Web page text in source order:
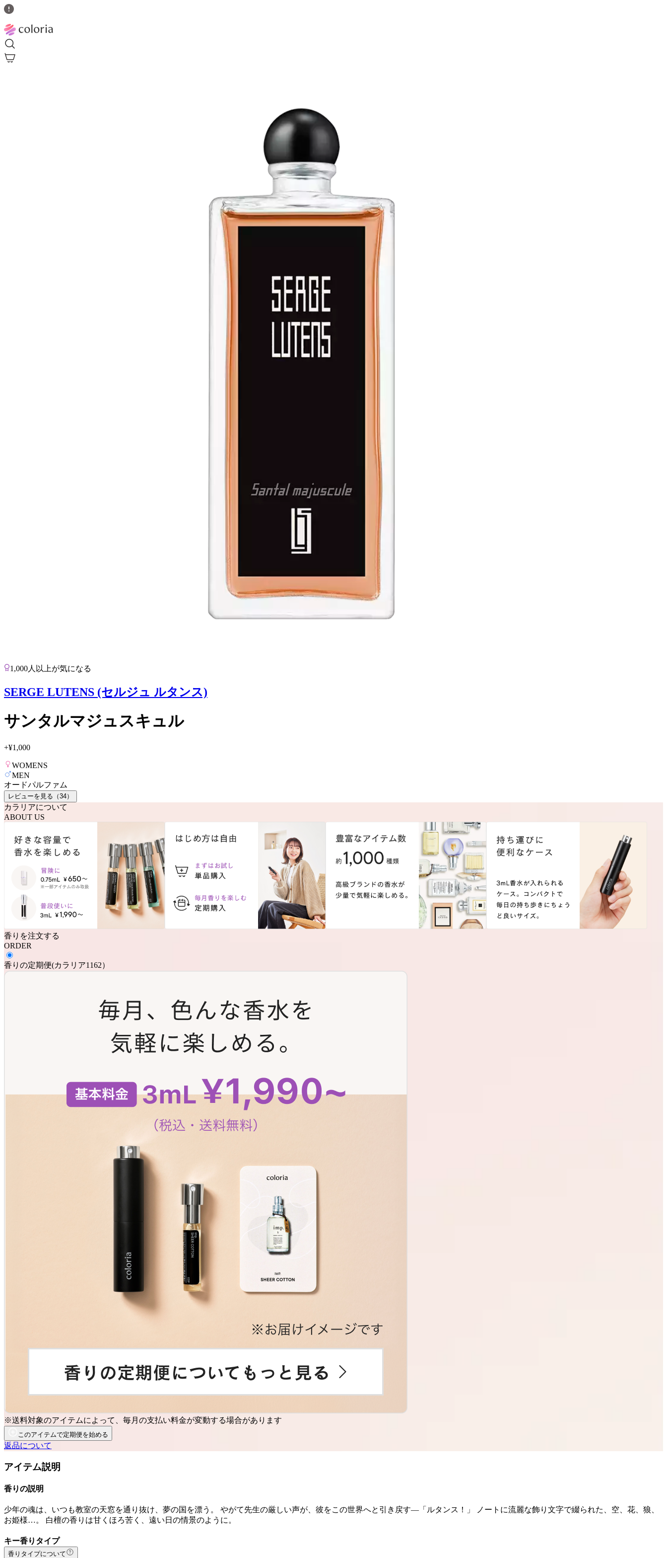
1,000人以上が気になる
SERGE LUTENS (セルジュ ルタンス)
サンタルマジュスキュル
+¥1,000
WOMENS
MEN
オードパルファム
レビューを見る（34）
カラリアについて
ABOUT US
香りを注文する
ORDER
香りの定期便(カラリア1162）
※送料対象のアイテムによって、毎月の支払い料金が変動する場合があります
このアイテムで定期便を始める
返品について
アイテム説明
香りの説明
少年の魂は、いつも教室の天窓を通り抜け、夢の国を漂う。 やがて先生の厳しい声が、彼をこの世界へと引き戻す―「ルタンス！」 ノートに流麗な飾り文字で綴られた、空、花、狼、
お姫様…。 白檀の香りは甘くほろ苦く、遠い日の情景のように。
キー香りタイプ
香りタイプについて